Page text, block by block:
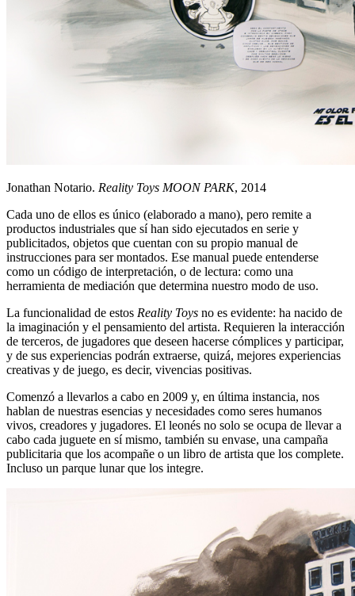
Jonathan Notario. Reality Toys MOON PARK, 2014
Cada uno de ellos es único (elaborado a mano), pero remite a
productos industriales que sí han sido ejecutados en serie y
publicitados, objetos que cuentan con su propio manual de
instrucciones para ser montados. Ese manual puede entenderse
como un código de interpretación, o de lectura: como una
herramienta de mediación que determina nuestro modo de uso.
La funcionalidad de estos Reality Toys no es evidente: ha nacido de
la imaginación y el pensamiento del artista. Requieren la interacción
de terceros, de jugadores que deseen hacerse cómplices y participar,
y de sus experiencias podrán extraerse, quizá, mejores experiencias
creativas y de juego, es decir, vivencias positivas.
Comenzó a llevarlos a cabo en 2009 y, en última instancia, nos
hablan de nuestras esencias y necesidades como seres humanos
vivos, creadores y jugadores. El leonés no solo se ocupa de llevar a
cabo cada juguete en sí mismo, también su envase, una campaña
publicitaria que los acompañe o un libro de artista que los complete.
Incluso un parque lunar que los integre.